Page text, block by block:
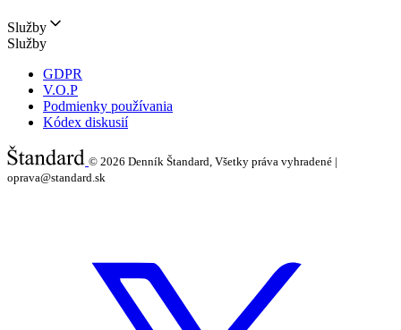
Služby
Služby
GDPR
V.O.P
Podmienky používania
Kódex diskusií
© 2026 Denník Štandard, Všetky práva vyhradené |
oprava@standard.sk